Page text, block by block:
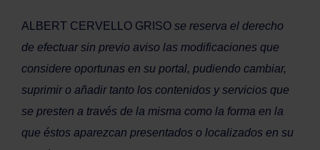
ALBERT CERVELLO GRISO se reserva el derecho
de efectuar sin previo aviso las modificaciones que
considere oportunas en su portal, pudiendo cambiar,
suprimir o añadir tanto los contenidos y servicios que
se presten a través de la misma como la forma en la
que éstos aparezcan presentados o localizados en su